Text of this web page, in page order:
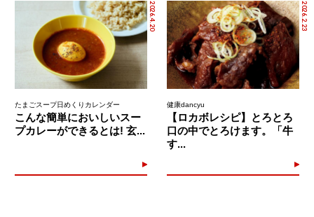
2026.4.20
たまごスープ日めくりカレンダー
こんな簡単においしいスー
プカレーができるとは! 玄...
2026.2.23
健康dancyu
【ロカボレシピ】とろとろ
口の中でとろけます。「牛
す...